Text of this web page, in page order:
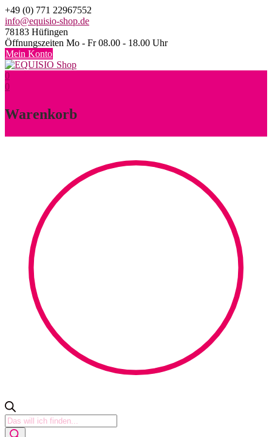
Skip
to
content
+49 (0) 771 22967552
info@equisio-shop.de
78183 Hüfingen
Öffnungszeiten Mo - Fr 08.00 - 18.00 Uhr
Mein Konto
0
0
Warenkorb
Products
search